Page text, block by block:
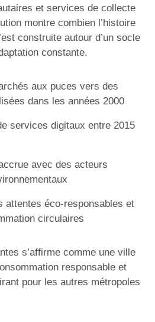
et services de collecte
montre combien l’histoire
construite autour d’un socle
constante.
aux puces vers des
dans les années 2000
services digitaux entre 2015
avec des acteurs
attentes éco-responsables et
circulaires
s’affirme comme une ville
responsable et
pour les autres métropoles